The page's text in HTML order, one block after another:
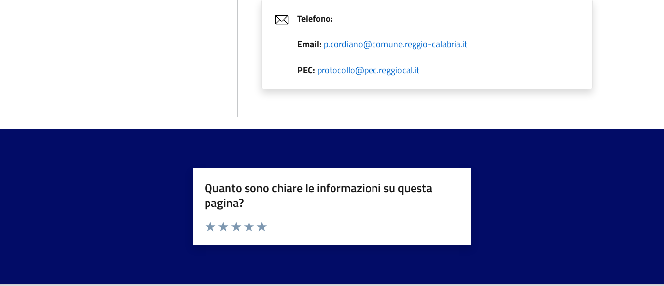
Telefono:
Email: p.cordiano@comune.reggio-calabria.it
PEC: protocollo@pec.reggiocal.it
Quanto sono chiare le informazioni su questa
pagina?
Valuta da 1 a 5 stelle la pagina